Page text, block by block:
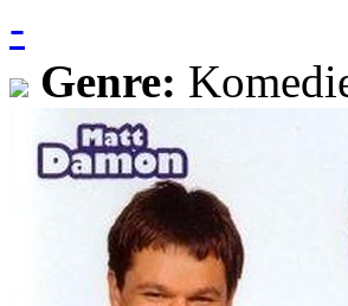
-
Genre: